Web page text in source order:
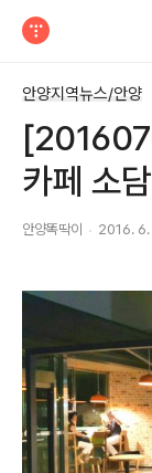
안양지역뉴스/안양
카페 소
안양똑딱이 2016.